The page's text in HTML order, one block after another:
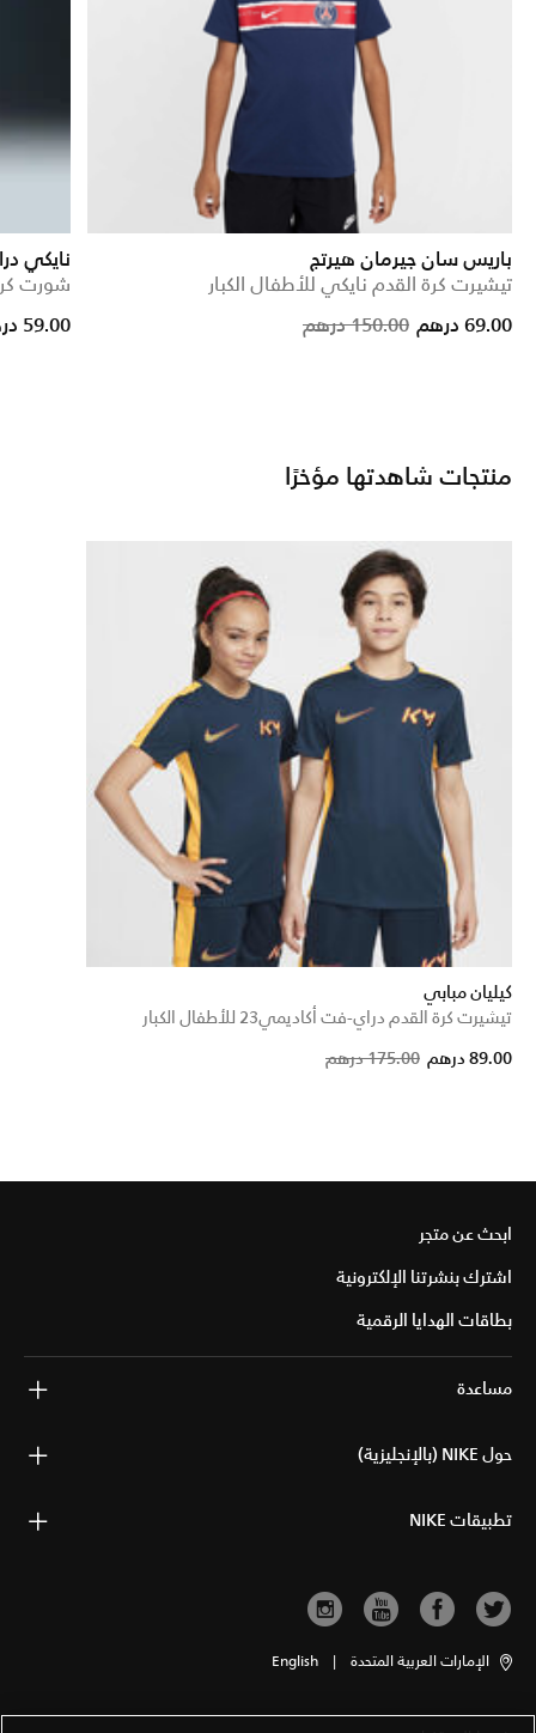
باريس سان جيرمان هيرتج
تيشيرت كرة القدم نايكي للأطفال الكبار
Price reduced from
150.00 درهم
to 69.00 درهم
نايكي
شورت
reduced from
to59.00 درهم
منتجات شاهدتها مؤخرًا
كيليان مبابي
تيشيرت كرة القدم دراي-فت أكاديمي23 للأطفال الكبار
Price reduced from
175.00 درهمto 89.00 درهم
ابحث عن متجر
اشترك بنشرتنا الإلكترونية
بطاقات الهدايا الرقمية
مساعدة
حول NIKE (بالإنجليزية)
تطبيقات NIKE
الإمارات العربية المتحدة |
English